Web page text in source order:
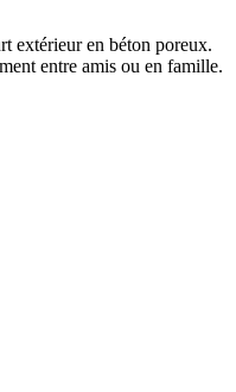
extérieur en béton poreux.
entre amis ou en famille.